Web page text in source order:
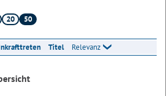
20 50
Titel Relevanz